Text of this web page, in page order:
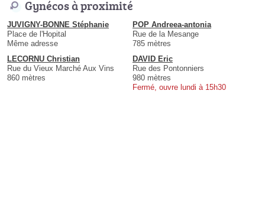
Gynécos à proximité
JUVIGNY-BONNE Stéphanie
Place de l'Hopital
Même adresse
POP Andreea-antonia
Rue de la Mesange
785 mètres
LECORNU Christian
Rue du Vieux Marché Aux Vins
860 mètres
DAVID Eric
Rue des Pontonniers
980 mètres
Fermé, ouvre lundi à 15h30